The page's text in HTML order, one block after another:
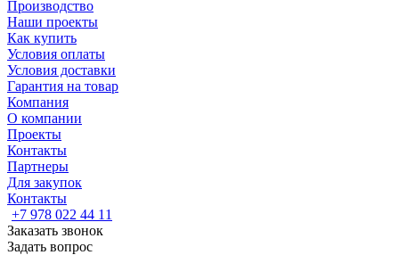
Производство
Наши проекты
Как купить
Условия оплаты
Условия доставки
Гарантия на товар
Компания
О компании
Проекты
Контакты
Партнеры
Для закупок
Контакты
+7 978 022 44 11
Заказать звонок
Задать вопрос